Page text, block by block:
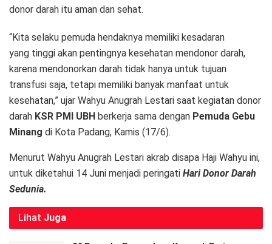
donor darah itu aman dan sehat.
“Kita selaku pemuda hendaknya memiliki kesadaran
yang tinggi akan pentingnya kesehatan mendonor darah,
karena mendonorkan darah tidak hanya untuk tujuan
transfusi saja, tetapi memiliki banyak manfaat untuk
kesehatan,” ujar Wahyu Anugrah Lestari saat kegiatan donor
darah KSR PMI UBH berkerja sama dengan Pemuda Gebu
Minang di Kota Padang, Kamis (17/6).
Menurut Wahyu Anugrah Lestari akrab disapa Haji Wahyu ini,
untuk diketahui 14 Juni menjadi peringati Hari Donor Darah
Sedunia.
Lihat Juga